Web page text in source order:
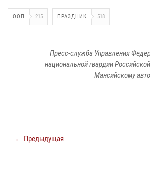
ООП 215 ПРАЗДНИК 518
Пресс-служба Управления
национальной гвардии
Мансийскому
← Предыдущая